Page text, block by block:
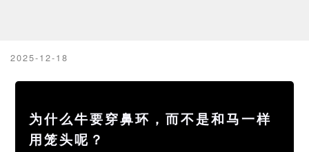
2025-12-18
一种动物有一种动物的栓法，关键在于找软肋。
为什么牛要穿鼻环，而不是和马一样
用笼头呢？